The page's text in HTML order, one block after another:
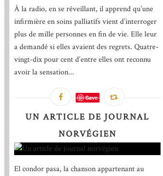
À la radio, en se réveillant, il apprend qu’une
infirmière en soins palliatifs vient d’interroger
plus de mille personnes en fin de vie. Elle leur
a demandé si elles avaient des regrets. Quatre-
vingt-dix pour cent d’entre elles ont reconnu
avoir la sensation...
Save
UN ARTICLE DE JOURNAL
NORVÉGIEN
El condor pasa, la chanson appartenant au